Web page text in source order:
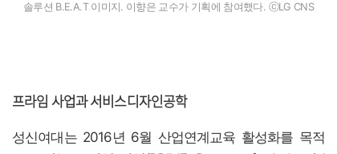
솔루션 B.E.A.T 이미지. 이향은 교수가 기획에 참여했다. ⓒLG CNS
프라임 사업과 서비스디자인공학
성신여대는 2016년 6월 산업연계교육 활성화를 목적